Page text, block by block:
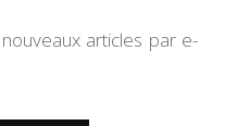
articles par e-